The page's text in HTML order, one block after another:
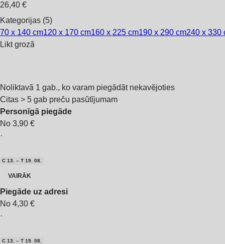
26,40 €
Kategorijas (5)
70 x 140 cm120 x 170 cm160 x 225 cm190 x 290 cm240 x 330
Likt grozā
Noliktavā 1 gab., ko varam piegādāt nekavējoties
Citas > 5 gab preču pasūtījumam
Personīgā piegāde
No 3,90 €
·
C 13. – T 19. 08.
VAIRĀK
Piegāde uz adresi
No 4,30 €
·
C 13. – T 19. 08.